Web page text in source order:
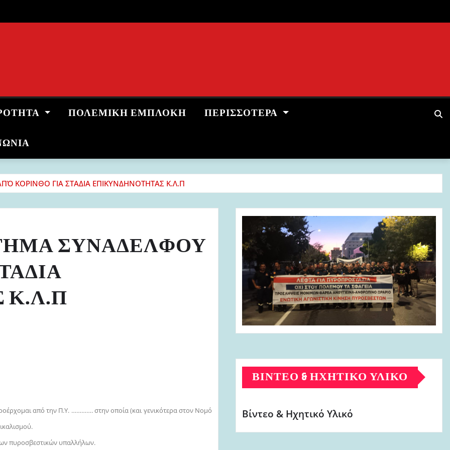
ΠΟΛΕΜΙΚΉ ΕΜΠΛΟΚΉ ΠΕΡΙΣΣΌΤΕΡΑ
ΚΟΡΙΝΘΟ ΓΙΑ ΣΤΑΔΙΑ ΕΠΙΚΥΝΔΗΝΟΤΗΤΑΣ Κ.Λ.Π
ΣΥΝΑΔΕΛΦΟΥ
Κ.Λ.Π
από την Π.Υ. …………. στην οποία (και γενικότερα στον Νομό
πυροσβεστικών υπαλλήλων.
ΒΊΝΤΕΟ & ΗΧΗΤΙΚΌ ΥΛΙΚΌ
Βίντεο & Ηχητικό Υλικό